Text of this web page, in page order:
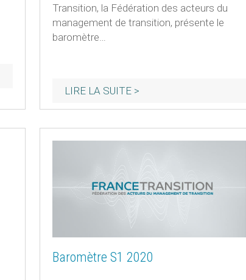
Transition, la Fédération des acteurs du
management de transition, présente le
baromètre…
Baromètre S1 2020